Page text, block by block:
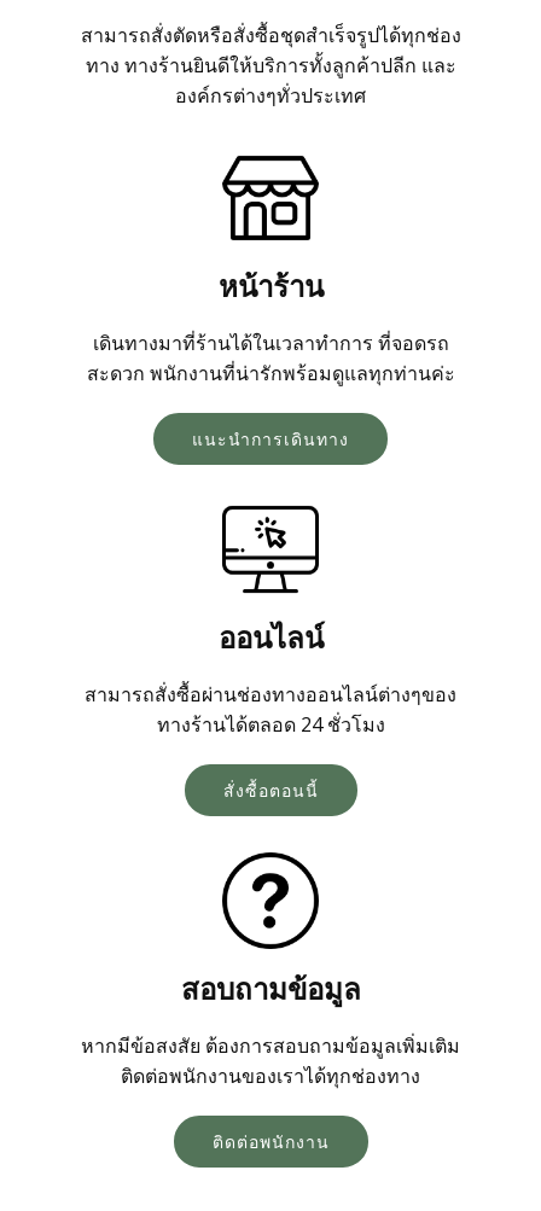
สามารถสั่งตัดหรือสั่งซื้อชุดสำเร็จรูปได้ทุกช่อง
ทาง ทางร้านยินดีให้บริการทั้งลูกค้าปลีก และ
องค์กรต่างๆทั่วประเทศ
หน้าร้าน
เดินทางมาที่ร้านได้ในเวลาทำการ ที่จอดรถ
สะดวก พนักงานที่น่ารักพร้อมดูแลทุกท่านค่ะ
แนะนำการเดินทาง
ออนไลน์
สามารถสั่งซื้อผ่านช่องทางออนไลน์ต่างๆของ
ทางร้านได้ตลอด 24 ชั่วโมง
สั่งซื้อตอนนี้
สอบถามข้อมูล
หากมีข้อสงสัย ต้องการสอบถามข้อมูลเพิ่มเติม
ติดต่อพนักงานของเราได้ทุกช่องทาง
ติดต่อพนักงาน